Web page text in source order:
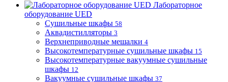
Лабораторное
оборудование UED
Сушильные шкафы 58
Аквадистилляторы 3
Верхнеприводные мешалки 4
Высокотемпературные сушильные шкафы 15
Высокотемпературные вакуумные сушильные
шкафы 12
Вакуумные сушильные шкафы 37